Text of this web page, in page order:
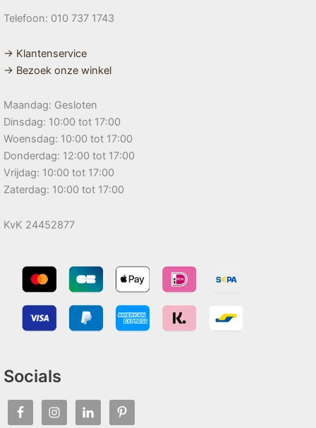
Telefoon: 010 737 1743
→ Klantenservice
→ Bezoek onze winkel
Maandag: Gesloten
Dinsdag: 10:00 tot 17:00
Woensdag: 10:00 tot 17:00
Donderdag: 12:00 tot 17:00
Vrijdag: 10:00 tot 17:00
Zaterdag: 10:00 tot 17:00
KvK 24452877
Socials